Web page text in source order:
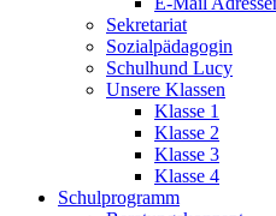
Sekretariat
Sozialpädagogin
Schulhund Lucy
Unsere Klassen
Klasse 1
Klasse 2
Klasse 3
Klasse 4
Schulprogramm